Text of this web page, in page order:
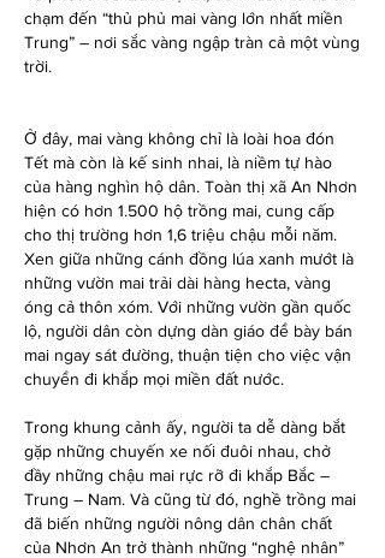
chạm đến “thủ phủ mai vàng lớn nhất miền
Trung” – nơi sắc vàng ngập tràn cả một vùng
trời.
Ở đây, mai vàng không chỉ là loài hoa đón
Tết mà còn là kế sinh nhai, là niềm tự hào
của hàng nghìn hộ dân. Toàn thị xã An Nhơn
hiện có hơn 1.500 hộ trồng mai, cung cấp
cho thị trường hơn 1,6 triệu chậu mỗi năm.
Xen giữa những cánh đồng lúa xanh mướt là
những vườn mai trải dài hàng hecta, vàng
óng cả thôn xóm. Với những vườn gần quốc
lộ, người dân còn dựng dàn giáo để bày bán
mai ngay sát đường, thuận tiện cho việc vận
chuyển đi khắp mọi miền đất nước.
Trong khung cảnh ấy, người ta dễ dàng bắt
gặp những chuyến xe nối đuôi nhau, chở
đầy những chậu mai rực rỡ đi khắp Bắc –
Trung – Nam. Và cũng từ đó, nghề trồng mai
đã biến những người nông dân chân chất
của Nhơn An trở thành những “nghệ nhân”